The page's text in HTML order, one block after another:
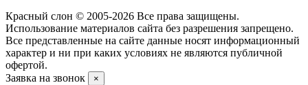
Красный слон © 2005-2026 Все права защищены.
Использование материалов сайта без разрешения запрещено.
Все представленные на сайте данные носят информационный
характер и ни при каких условиях не являются публичной
офертой.
Заявка на звонок
×